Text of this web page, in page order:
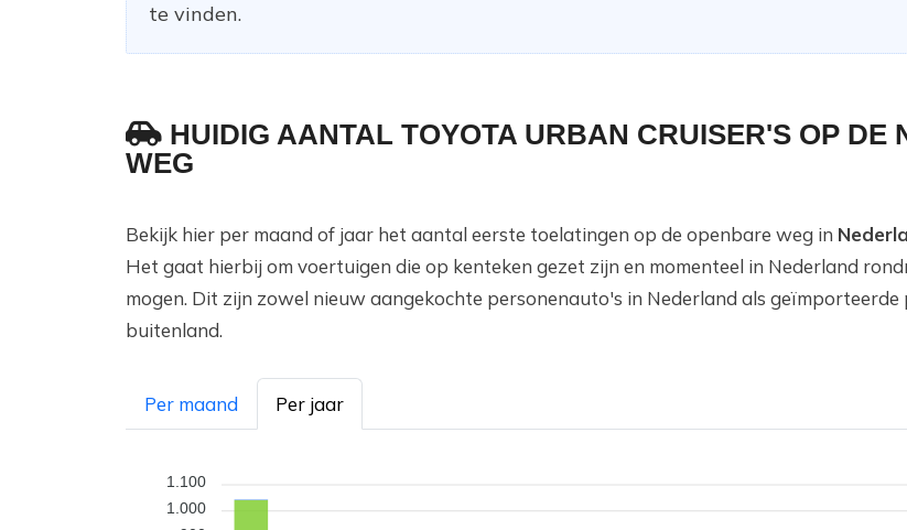
te vinden.
HUIDIG AANTAL TOYOTA URBAN CRUISER'S OP DE
WEG
Bekijk hier per maand of jaar het aantal eerste toelatingen op de openbare weg in
Het gaat hierbij om voertuigen die op kenteken gezet zijn en momenteel in Nederland
mogen. Dit zijn zowel nieuw aangekochte personenauto's in Nederland als
buitenland.
Per maand Per jaar
1.100
1.000